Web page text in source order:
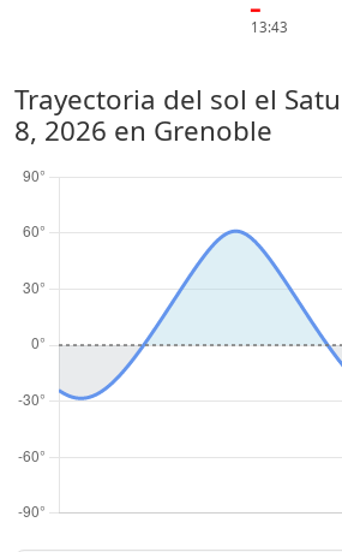
━
13:43
Trayectoria del sol el
8, 2026 en Grenoble